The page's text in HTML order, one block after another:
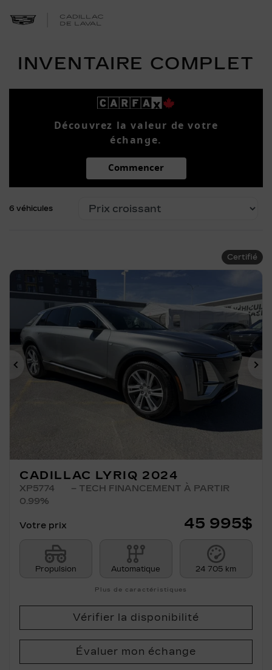
INVENTAIRE COMPLET
Découvrez la valeur de votre
échange.
Commencer
6 véhicules
Certifié
Précédent
CADILLAC LYRIQ 2024
XP5774
– TECH FINANCEMENT À PARTIR
0.99%
Votre prix 45 995$
Propulsion Automatique 24 705 km
Plus de caractéristiques
Vérifier la disponibilité
Évaluer mon échange